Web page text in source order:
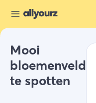
Mooi
bloemenveld
te spotten